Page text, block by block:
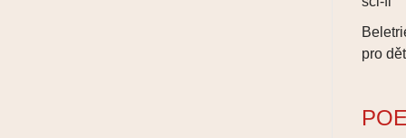
pro